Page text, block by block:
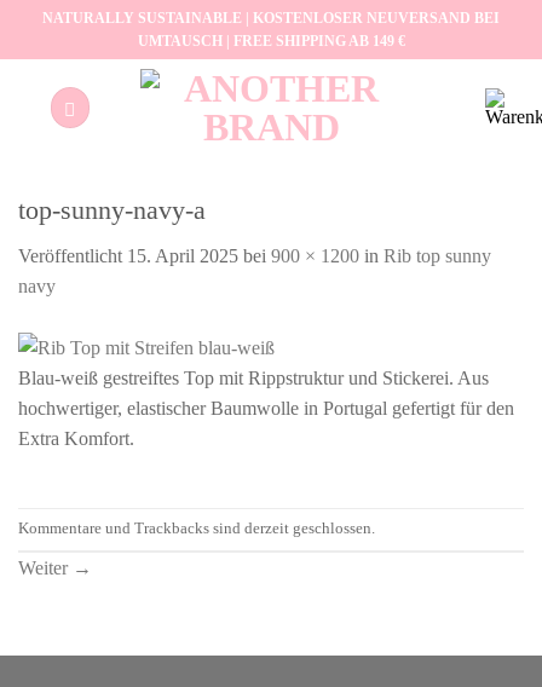
NATURALLY SUSTAINABLE | KOSTENLOSER NEUVERSAND BEI
UMTAUSCH | FREE SHIPPING AB 149 €
top-sunny-navy-a
Veröffentlicht 15. April 2025 bei 900 × 1200 in Rib top sunny
navy
Blau-weiß gestreiftes Top mit Rippstruktur und Stickerei. Aus
hochwertiger, elastischer Baumwolle in Portugal gefertigt für den
Extra Komfort.
Kommentare und Trackbacks sind derzeit geschlossen.
Weiter →